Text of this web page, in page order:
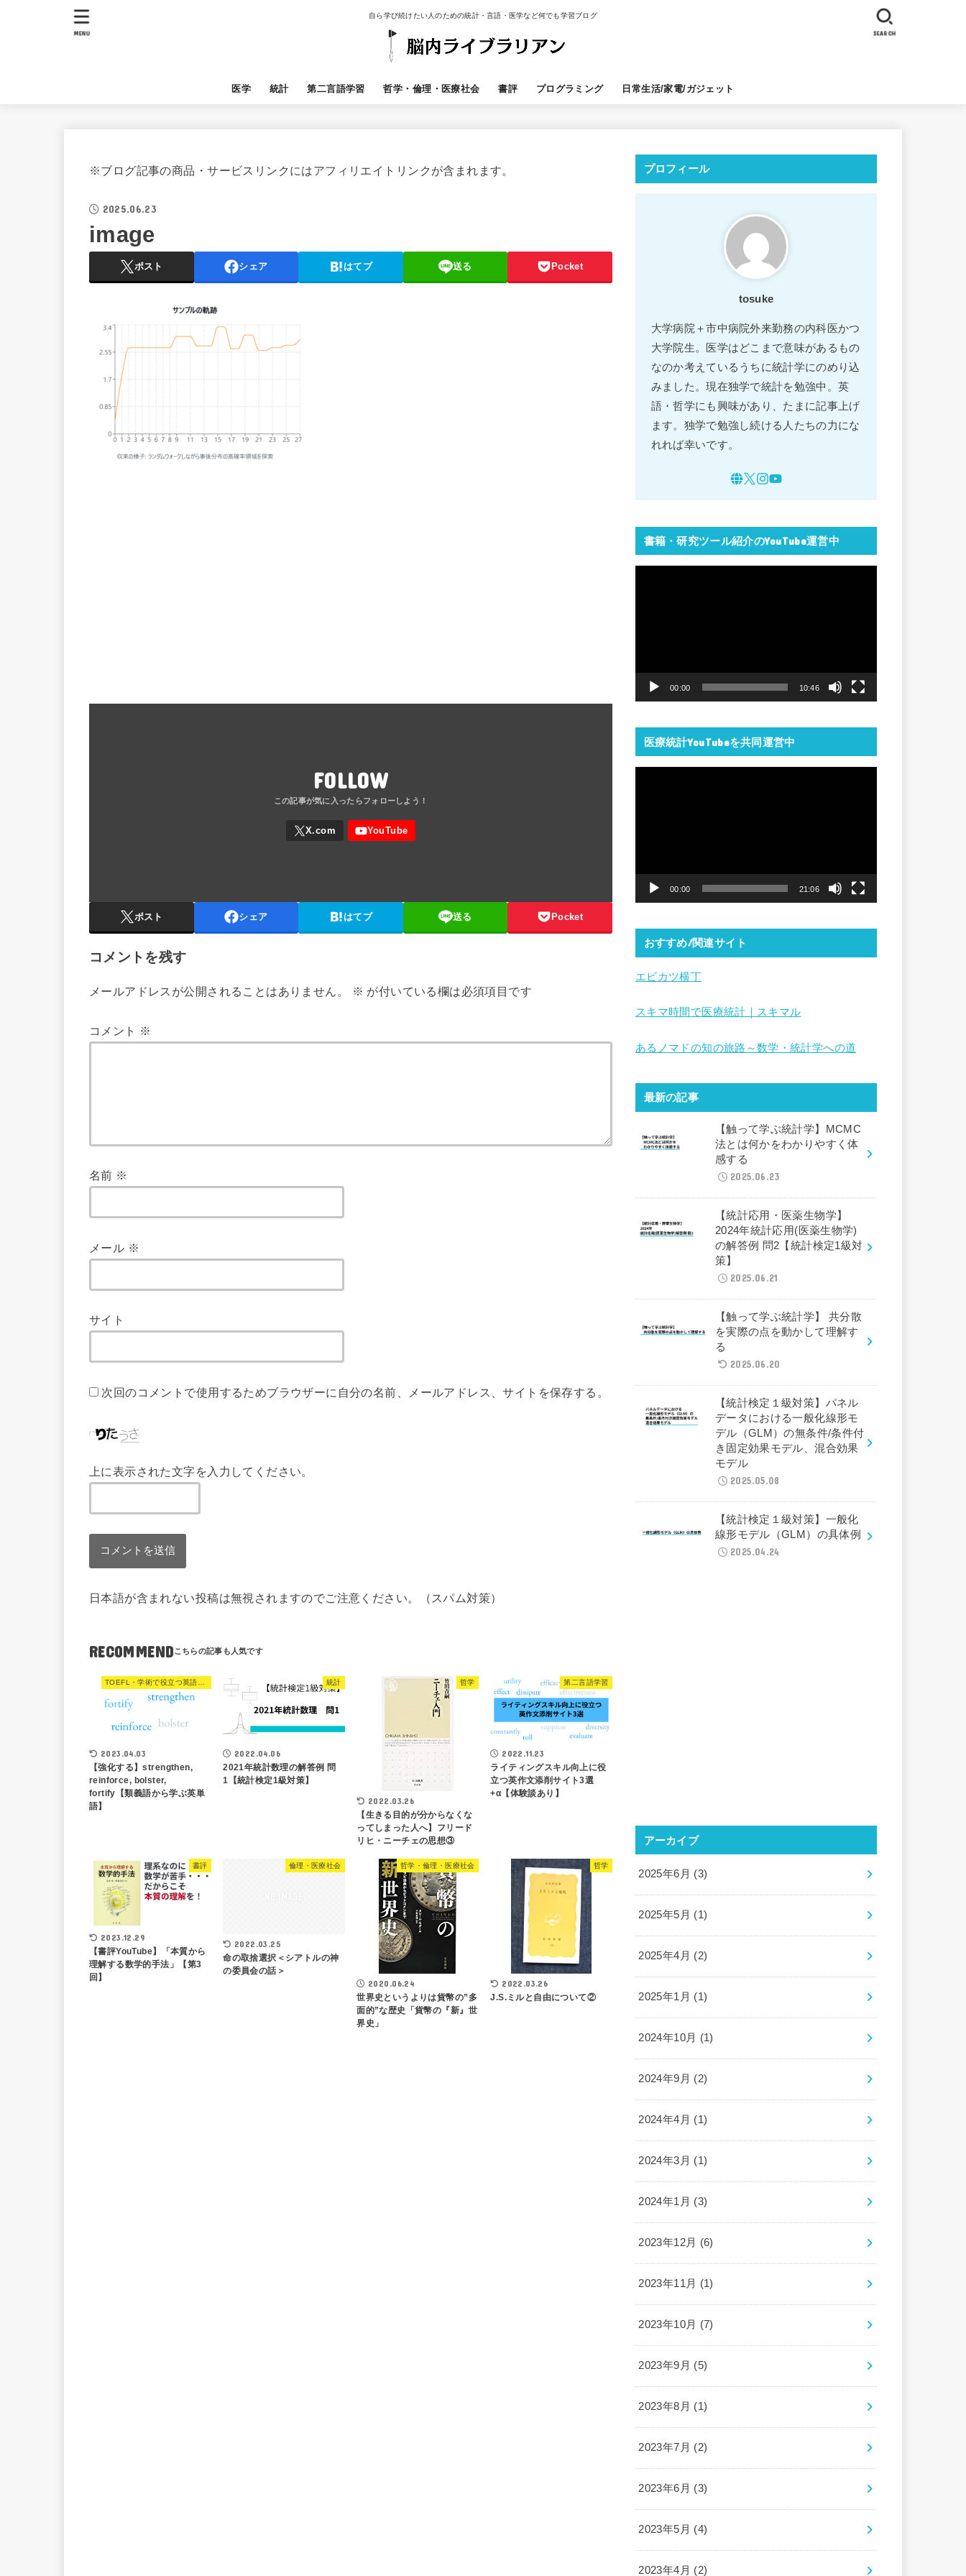
自ら学び続けたい人のための統計・言語・医学など何でも学習ブログ
医学 統計 第二言語学習 哲学・倫理・医療社会 書評 プログラミング 日常生活/家電/ガジェット
SEARCH
MENU
※ブログ記事の商品・サービスリンクにはアフィリエイトリンクが含まれます。
2025.06.23
image
ポスト シェア はてブ 送る Pocket
FOLLOW
ポスト シェア はてブ 送る Pocket
コメントを残す
メールアドレスが公開されることはありません。 ※ が付いている欄は必須項目です
コメント ※
名前 ※
メール ※
サイト
次回のコメントで使用するためブラウザーに自分の名前、メールアドレス、サイトを保存する。
上に表示された文字を入力してください。
日本語が含まれない投稿は無視されますのでご注意ください。（スパム対策）
RECOMMEND
TOEFL・学術で役立つ英語表現
2023.04.03
【強化する】strengthen,
reinforce, bolster,
fortify【類義語から学ぶ英単
語】
統計
2022.04.06
2021年統計数理の解答例 問
1【統計検定1級対策】
哲学
2022.03.26
【生きる目的が分からなくな
ってしまった人へ】フリード
リヒ・ニーチェの思想③
第二言語学習
2022.11.23
ライティングスキル向上に役
立つ英作文添削サイト3選
+α【体験談あり】
書評
2023.12.29
【書評YouTube】「本質から
理解する数学的手法」【第3
回】
倫理・医療社会
2022.03.25
命の取捨選択＜シアトルの神
の委員会の話＞
哲学・倫理・医療社会
2020.06.24
世界史というよりは貨幣の”多
面的”な歴史「貨幣の『新』世
界史」
哲学
2022.03.26
J.S.ミルと自由について②
プロフィール
tosuke
大学病院＋市中病院外来勤務の内科医かつ
大学院生。医学はどこまで意味があるもの
なのか考えているうちに統計学にのめり込
みました。現在独学で統計を勉強中。英
語・哲学にも興味があり、たまに記事上げ
ます。独学で勉強し続ける人たちの力にな
れれば幸いです。
書籍・研究ツール紹介のYouTube運営中
ヤ
00:00 10:46
医療統計YouTubeを共同運営中
ヤ
00:00 21:06
おすすめ/関連サイト
エビカツ横丁
スキマ時間で医療統計｜スキマル
あるノマドの知の旅路～数学・統計学への道
最新の記事
【触って学ぶ統計学】MCMC
法とは何かをわかりやすく体
感する
2025.06.23
【統計応用・医薬生物学】
2024年統計応用(医薬生物学)
の解答例 問2【統計検定1級対
策】
2025.06.21
【触って学ぶ統計学】 共分散
を実際の点を動かして理解す
る
2025.06.20
【統計検定１級対策】パネル
データにおける一般化線形モ
デル（GLM）の無条件/条件付
き固定効果モデル、混合効果
モデル
2025.05.08
【統計検定１級対策】一般化
線形モデル（GLM）の具体例
2025.04.24
アーカイブ
2025年6月 (3)
2025年5月 (1)
2025年4月 (2)
2025年1月 (1)
2024年10月 (1)
2024年9月 (2)
2024年4月 (1)
2024年3月 (1)
2024年1月 (3)
2023年12月 (6)
2023年11月 (1)
2023年10月 (7)
2023年9月 (5)
2023年8月 (1)
2023年7月 (2)
2023年6月 (3)
2023年5月 (4)
2023年4月 (2)